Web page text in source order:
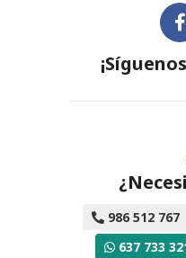
986 512 767
637 733